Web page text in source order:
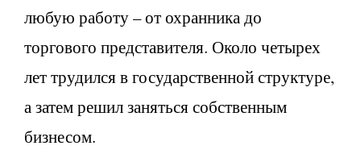
любую работу – от охранника до
торгового представителя. Около четырех
лет трудился в государственной структуре,
а затем решил заняться собственным
бизнесом.